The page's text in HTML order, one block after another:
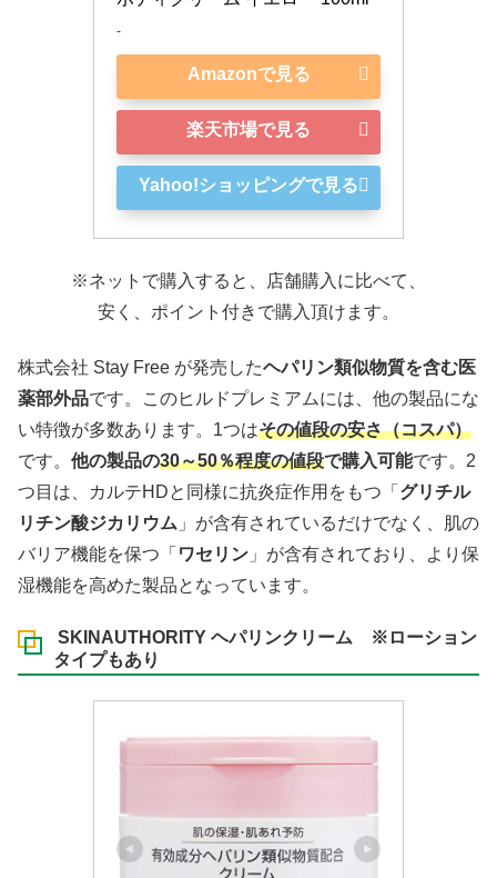
-
Amazonで見る
楽天市場で見る
Yahoo!ショッピングで見る
※ネットで購入すると、店舗購入に比べて、
安く、ポイント付きで購入頂けます。
株式会社 Stay Free が発売したヘパリン類似物質を含む医
薬部外品です。このヒルドプレミアムには、他の製品にな
い特徴が多数あります。1つはその値段の安さ（コスパ）
です。 他の製品の30～50％程度の値段で購入可能です。2
つ目は、カルテHDと同様に抗炎症作用をもつ「 グリチル
リチン酸ジカリウム 」が含有されているだけでなく、肌の
バリア機能を保つ「 ワセリン 」が含有されており、より保
湿機能を高めた製品となっています。
SKINAUTHORITY ヘパリンクリーム ※ローション
タイプもあり